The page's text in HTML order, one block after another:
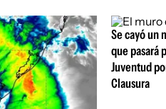
Se cayó un
que pasará
Juventud
Clausura